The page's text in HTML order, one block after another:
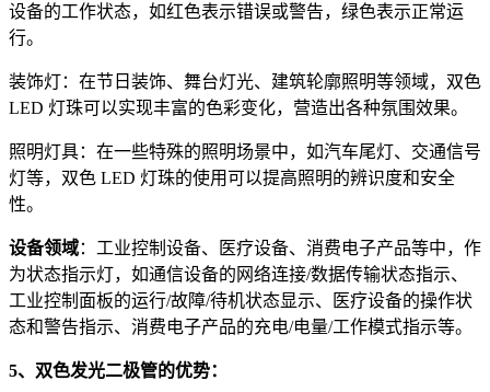
设备的工作状态，如红色表示错误或警告，绿色表示正常运
行。
装饰灯：在节日装饰、舞台灯光、建筑轮廓照明等领域，双色
LED 灯珠可以实现丰富的色彩变化，营造出各种氛围效果。
照明灯具：在一些特殊的照明场景中，如汽车尾灯、交通信号
灯等，双色 LED 灯珠的使用可以提高照明的辨识度和安全
性。
设备领域：工业控制设备、医疗设备、消费电子产品等中，作
为状态指示灯，如通信设备的网络连接/数据传输状态指示、
工业控制面板的运行/故障/待机状态显示、医疗设备的操作状
态和警告指示、消费电子产品的充电/电量/工作模式指示等。
5、双色发光二极管的优势：